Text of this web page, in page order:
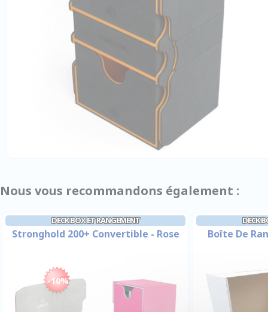
Nous vous recommandons également :
DECK BOX ET RANGEMENT
Stronghold 200+ Convertible - Rose
-10%
DECK
Boîte De